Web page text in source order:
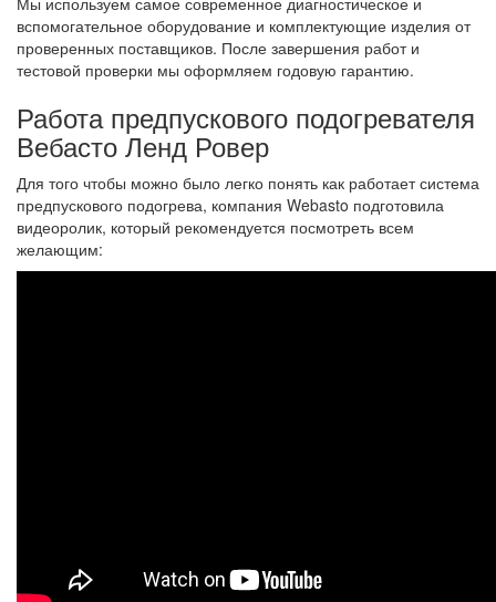
вспомогательное оборудование и комплектующие изделия от
проверенных поставщиков. После завершения работ и
тестовой проверки мы оформляем годовую гарантию.
Работа предпускового подогревателя
Вебасто Ленд Ровер
Для того чтобы можно было легко понять как работает система
предпускового подогрева, компания Webasto подготовила
видеоролик, который рекомендуется посмотреть всем
желающим: